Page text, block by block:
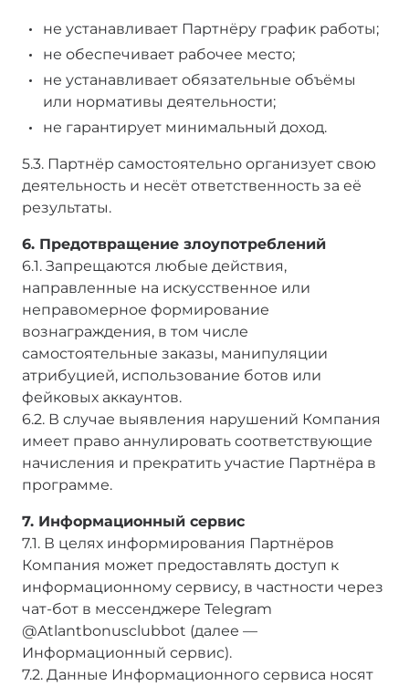
не устанавливает Партнёру график работы;
не обеспечивает рабочее место;
не устанавливает обязательные объёмы
или нормативы деятельности;
не гарантирует минимальный доход.
5.3. Партнёр самостоятельно организует свою
деятельность и несёт ответственность за её
результаты.
6. Предотвращение злоупотреблений
6.1. Запрещаются любые действия,
направленные на искусственное или
неправомерное формирование
вознаграждения, в том числе
самостоятельные заказы, манипуляции
атрибуцией, использование ботов или
фейковых аккаунтов.
6.2. В случае выявления нарушений Компания
имеет право аннулировать соответствующие
начисления и прекратить участие Партнёра в
программе.
7. Информационный сервис
7.1. В целях информирования Партнёров
Компания может предоставлять доступ к
информационному сервису, в частности через
чат-бот в мессенджере Telegram
@Atlantbonusclubbot (далее —
Информационный сервис).
7.2. Данные Информационного сервиса носят